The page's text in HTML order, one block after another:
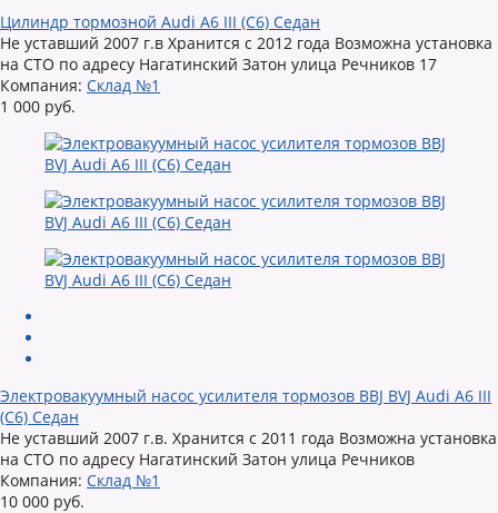
Цилиндр тормозной Audi A6 III (C6) Седан
Не уставший 2007 г.в Хранится с 2012 года Возможна установка
на СТО по адресу Нагатинский Затон улица Речников 17
Компания: Склад №1
1 000 руб.
Электровакуумный насос усилителя тормозов BBJ BVJ Audi A6 III
(C6) Седан
Не уставший 2007 г.в. Хранится с 2011 года Возможна установка
на СТО по адресу Нагатинский Затон улица Речников
Компания: Склад №1
10 000 руб.